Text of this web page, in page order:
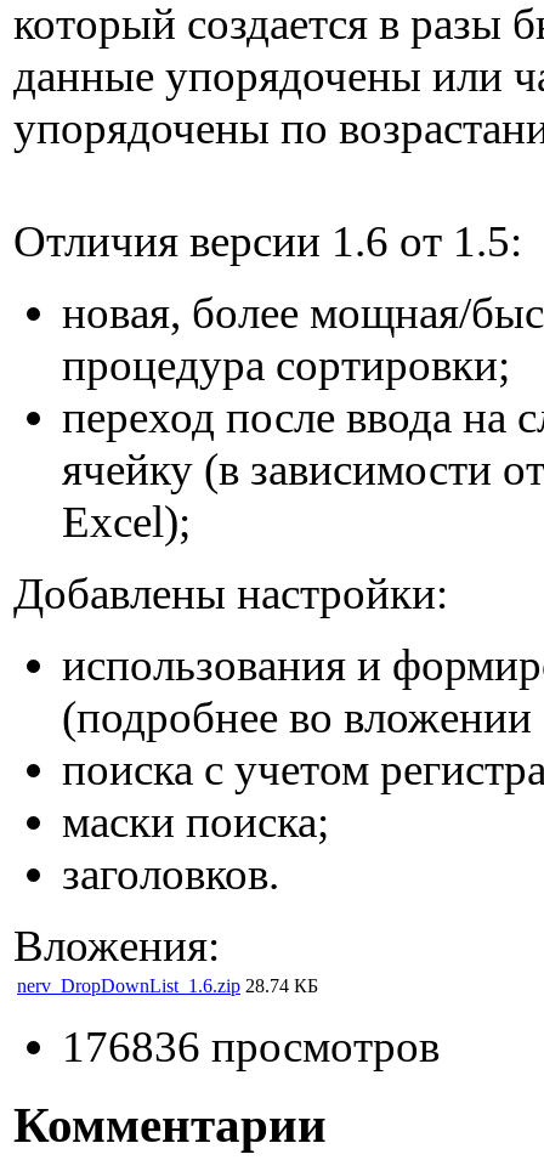
который создается в разы
данные упорядочены или
упорядочены по
Отличия версии 1.6 от 1.5:
новая, более мощная/
процедура сортировки;
переход после ввода
ячейку (в зависимости
Excel);
Добавлены настройки:
использования и
(подробнее во
поиска с учетом
маски поиска;
заголовков.
Вложения:
nerv_DropDownList_1.6.zip 28.74 КБ
176836 просмотров
Комментарии